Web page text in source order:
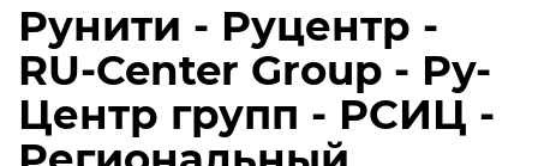
Рунити - Руцентр -
RU-Center Group - Ру-
Центр групп - РСИЦ -